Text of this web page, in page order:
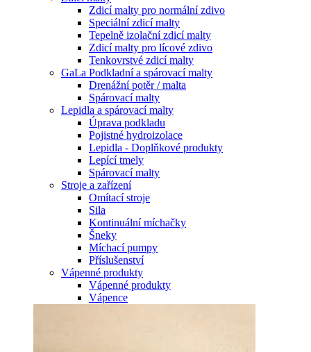
Zdicí malty pro normální zdivo
Speciální zdicí malty
Tepelně izolační zdicí malty
Zdicí malty pro lícové zdivo
Tenkovrstvé zdicí malty
GaLa Podkladní a spárovací malty
Drenážní potěr / malta
Spárovací malty
Lepidla a spárovací malty
Úprava podkladu
Pojistné hydroizolace
Lepidla - Doplňkové produkty
Lepící tmely
Spárovací malty
Stroje a zařízení
Omítací stroje
Sila
Kontinuální míchačky
Šneky
Míchací pumpy
Příslušenství
Vápenné produkty
Vápenné produkty
Vápence